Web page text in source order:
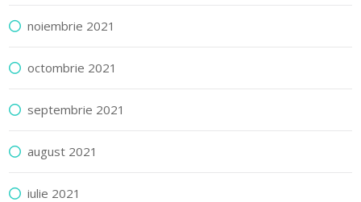
noiembrie 2021
octombrie 2021
septembrie 2021
august 2021
iulie 2021